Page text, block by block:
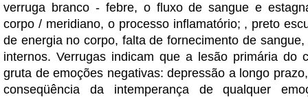
verruga branco - febre, o fluxo de sangue e
corpo / meridiano, o processo inflamatório; , preto
de energia no corpo, falta de fornecimento de
internos. Verrugas indicam que a lesão primária do
gruta de emoções negativas: depressão a longo
conseqüência da intemperança de qualquer